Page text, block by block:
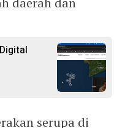
serupa di